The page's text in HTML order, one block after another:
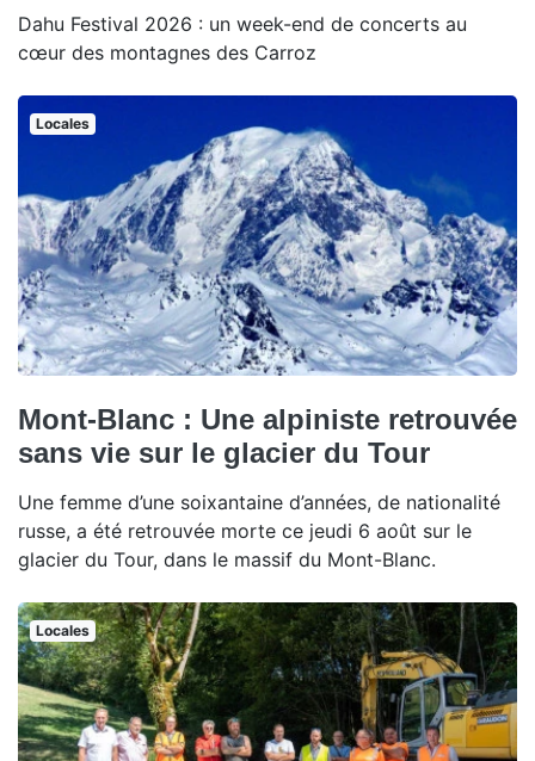
Dahu Festival 2026 : un week-end de concerts au
cœur des montagnes des Carroz
Locales
Mont-Blanc : Une alpiniste retrouvée
sans vie sur le glacier du Tour
Une femme d’une soixantaine d’années, de nationalité
russe, a été retrouvée morte ce jeudi 6 août sur le
glacier du Tour, dans le massif du Mont-Blanc.
Locales